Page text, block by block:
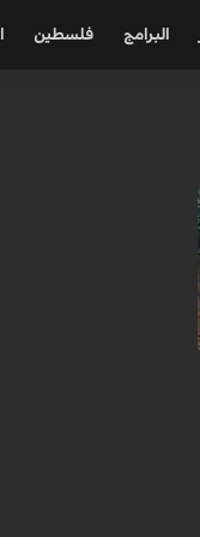
البرامج فلسطين